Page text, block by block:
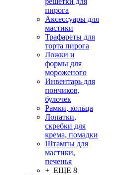
пирога
Аксессуары для
мастики
Трафареты для
торта пирога
Ложки и
формы для
мороженого
Инвентарь для
пончиков,
булочек
Рамки, кольца
Лопатки,
скребки для
крема, помадки
Штампы для
мастики,
печенья
+ ЕЩЕ 8